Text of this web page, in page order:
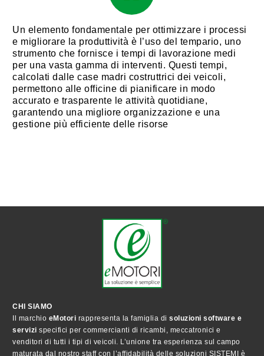
Un elemento fondamentale per ottimizzare i processi
e migliorare la produttività è l’uso del tempario, uno
strumento che fornisce i tempi di lavorazione medi
per una vasta gamma di interventi. Questi tempi,
calcolati dalle case madri costruttrici dei veicoli,
permettono alle officine di pianificare in modo
accurato e trasparente le attività quotidiane,
garantendo una migliore organizzazione e una
gestione più efficiente delle risorse
CHI SIAMO
Il marchio eMotori rappresenta la famiglia di soluzioni software e
servizi specifici per commercianti di ricambi, meccatronici e
venditori di tutti i tipi di veicoli. L’unione tra esperienza sul campo
maturata dal nostro staff con l’affidabilità delle soluzioni SISTEMI è